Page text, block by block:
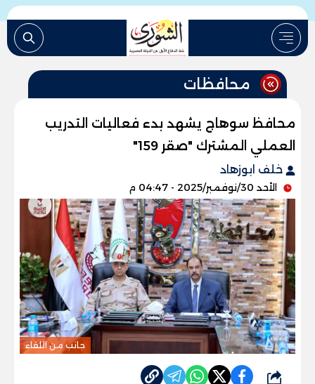
محافظات
محافظ سوهاج يشهد بدء فعاليات التدريب
العملي المشترك "صقر 159"
خلف ابوزهاد
الأحد 30/نوفمبر/2025 - 04:47 م
جانب من اللقاء
شارك